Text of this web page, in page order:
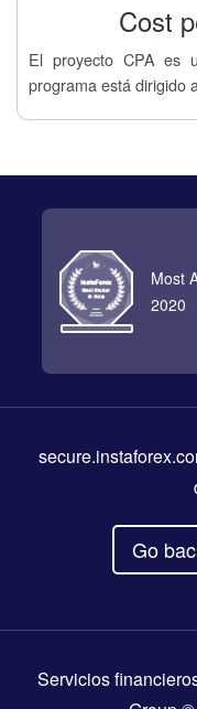
Cost
El proyecto CPA es
programa está dirigido
Most
2020
Go
Servicios